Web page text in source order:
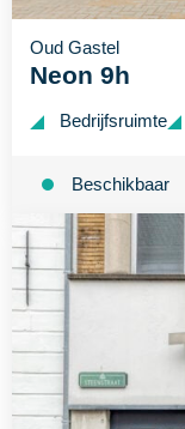
Oud Gastel
Neon 9h
Bedrijfsruimte
Beschikbaar